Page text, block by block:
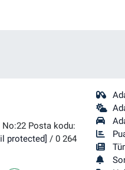
Posta kodu:
protected] / 0 264